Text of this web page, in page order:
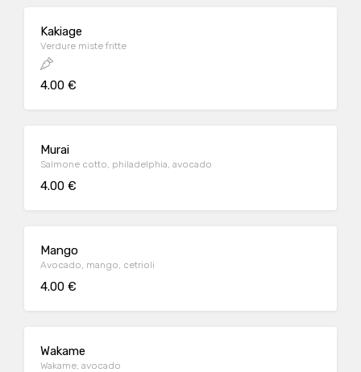
Kakiage
Verdure miste fritte
4.00 €
Murai
Salmone cotto, philadelphia, avocado
4.00 €
Mango
Avocado, mango, cetrioli
4.00 €
Wakame
Wakame, avocado